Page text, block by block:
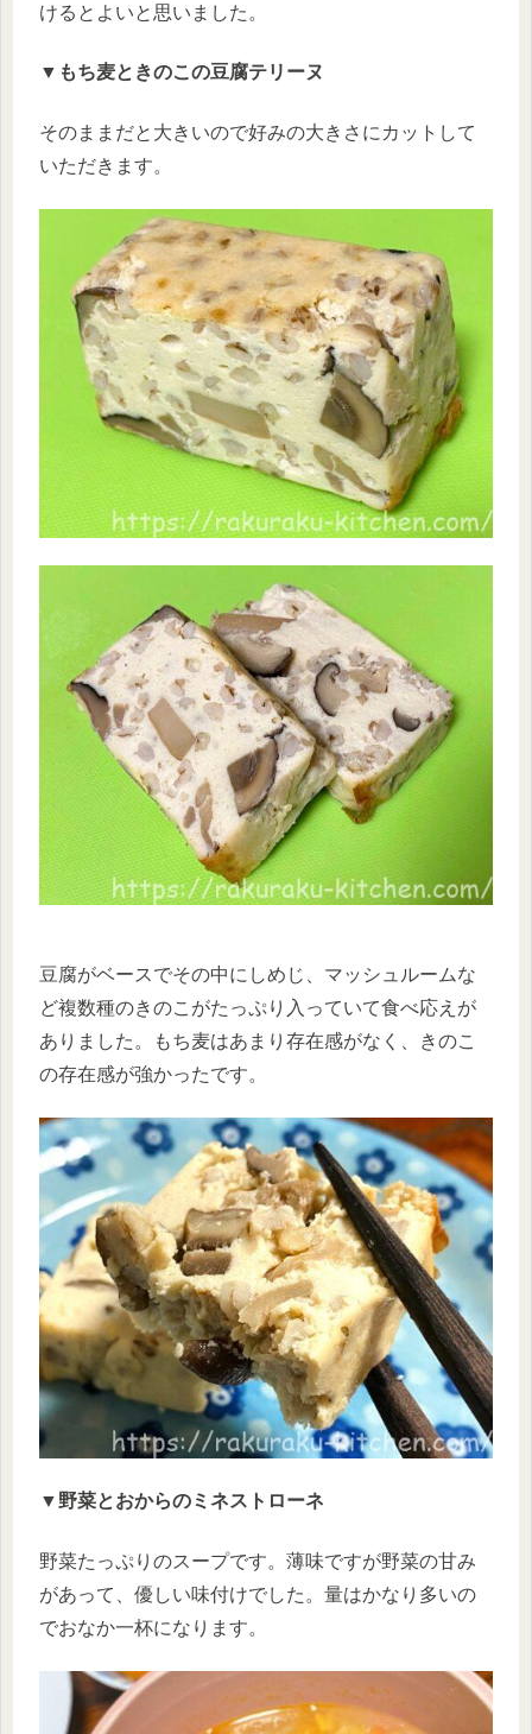
けるとよいと思いました。
▼もち麦ときのこの豆腐テリーヌ
そのままだと大きいので好みの大きさにカットして
いただきます。
豆腐がベースでその中にしめじ、マッシュルームな
ど複数種のきのこがたっぷり入っていて食べ応えが
ありました。もち麦はあまり存在感がなく、きのこ
の存在感が強かったです。
▼野菜とおからのミネストローネ
野菜たっぷりのスープです。薄味ですが野菜の甘み
があって、優しい味付けでした。量はかなり多いの
でおなか一杯になります。